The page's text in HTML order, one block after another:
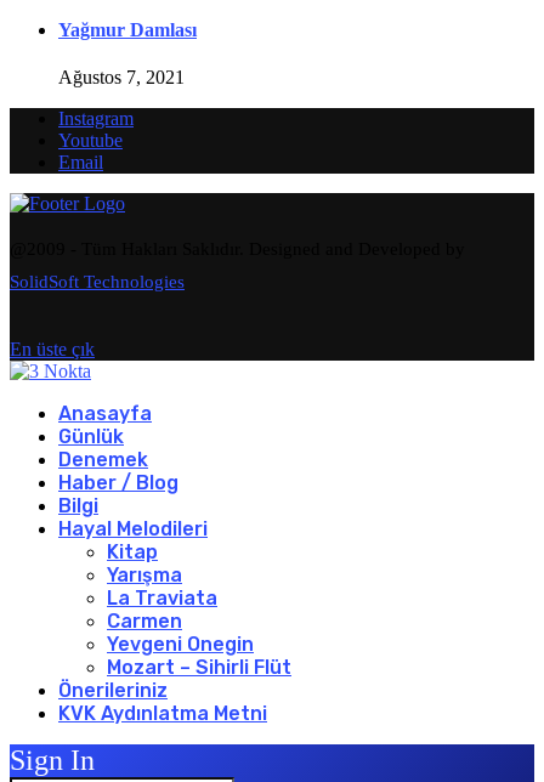
Yağmur Damlası
Ağustos 7, 2021
Instagram
Youtube
Email
SolidSoft Technologies
En üste çık
Anasayfa
Günlük
Denemek
Haber / Blog
Bilgi
Hayal Melodileri
Kitap
Yarışma
La Traviata
Carmen
Yevgeni Onegin
Mozart – Sihirli Flüt
Önerileriniz
KVK Aydınlatma Metni
Sign In